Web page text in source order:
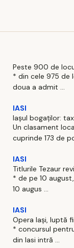
Peste 900 de
* din cele 975 de
doua a admit ...
IASI
Iașul bogaților:
Un clasament
cuprinde 173 de
IASI
Titlurile Tezaur
* de pe 10
10 augus ...
IASI
Opera Iași, luptă
* concursul
din Iasi intră ...